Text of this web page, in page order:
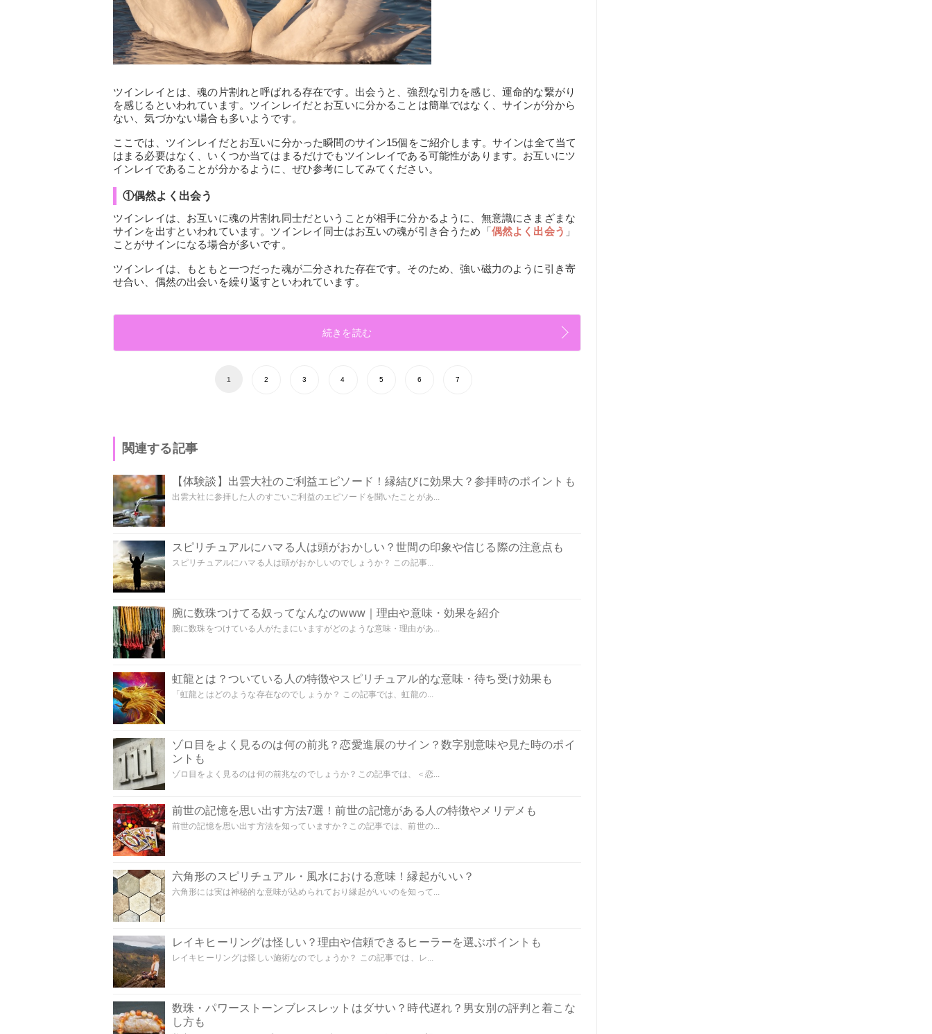
ツインレイとは、魂の片割れと呼ばれる存在です。出会うと、強烈な引力を感じ、運命的な繋がり
を感じるといわれています。ツインレイだとお互いに分かることは簡単ではなく、サインが分から
ない、気づかない場合も多いようです。
ここでは、ツインレイだとお互いに分かった瞬間のサイン15個をご紹介します。サインは全て当て
はまる必要はなく、いくつか当てはまるだけでもツインレイである可能性があります。お互いにツ
インレイであることが分かるように、ぜひ参考にしてみてください。
①偶然よく出会う
ツインレイは、お互いに魂の片割れ同士だということが相手に分かるように、無意識にさまざまな
サインを出すといわれています。ツインレイ同士はお互いの魂が引き合うため「偶然よく出会う 」
ことがサインになる場合が多いです。
ツインレイは、もともと一つだった魂が二分された存在です。そのため、強い磁力のように引き寄
せ合い、偶然の出会いを繰り返すといわれています。
続きを読む
1 2 3 4 5 6 7
関連する記事
【体験談】出雲大社のご利益エピソード！縁結びに効果大？参拝時のポイントも
出雲大社に参拝した人のすごいご利益のエピソードを聞いたことがあ...
スピリチュアルにハマる人は頭がおかしい？世間の印象や信じる際の注意点も
スピリチュアルにハマる人は頭がおかしいのでしょうか？ この記事...
腕に数珠つけてる奴ってなんなのwww｜理由や意味・効果を紹介
腕に数珠をつけている人がたまにいますがどのような意味・理由があ...
虹龍とは？ついている人の特徴やスピリチュアル的な意味・待ち受け効果も
「虹龍とはどのような存在なのでしょうか？ この記事では、虹龍の...
ゾロ目をよく見るのは何の前兆？恋愛進展のサイン？数字別意味や見た時のポイ
ントも
ゾロ目をよく見るのは何の前兆なのでしょうか？この記事では、＜恋...
前世の記憶を思い出す方法7選！前世の記憶がある人の特徴やメリデメも
前世の記憶を思い出す方法を知っていますか？この記事では、前世の...
六角形のスピリチュアル・風水における意味！縁起がいい？
六角形には実は神秘的な意味が込められており縁起がいいのを知って...
レイキヒーリングは怪しい？理由や信頼できるヒーラーを選ぶポイントも
レイキヒーリングは怪しい施術なのでしょうか？ この記事では、レ...
数珠・パワーストーンブレスレットはダサい？時代遅れ？男女別の評判と着こな
し方も